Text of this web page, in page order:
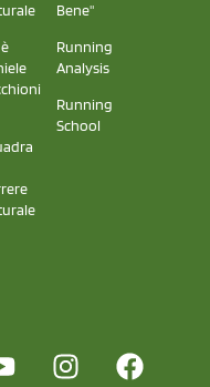
Bene"
Running
Analysis
Running
School